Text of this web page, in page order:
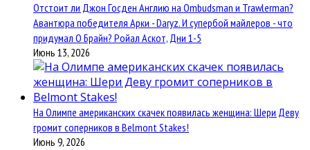
Отстоит ли Джон Госден Англию на Ombudsman и Trawlerman?
Авантюра победителя Арки - Daryz. И супербой майлеров - что
придумал О Брайн? Ройал Аскот, Дни 1-5
Июнь 13, 2026
На Олимпе американских скачек появилась женщина: Шери Деву
громит соперников в Belmont Stakes!
Июнь 9, 2026